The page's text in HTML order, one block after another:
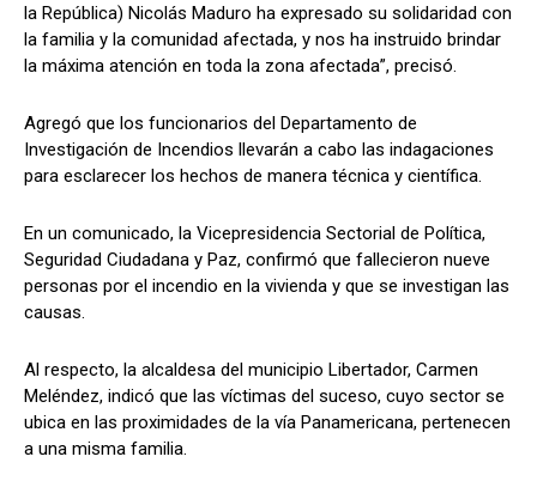
la República) Nicolás Maduro ha expresado su solidaridad con
la familia y la comunidad afectada, y nos ha instruido brindar
la máxima atención en toda la zona afectada”, precisó.
Agregó que los funcionarios del Departamento de
Investigación de Incendios llevarán a cabo las indagaciones
para esclarecer los hechos de manera técnica y científica.
En un comunicado, la Vicepresidencia Sectorial de Política,
Seguridad Ciudadana y Paz, confirmó que fallecieron nueve
personas por el incendio en la vivienda y que se investigan las
causas.
Al respecto, la alcaldesa del municipio Libertador, Carmen
Meléndez, indicó que las víctimas del suceso, cuyo sector se
ubica en las proximidades de la vía Panamericana, pertenecen
a una misma familia.